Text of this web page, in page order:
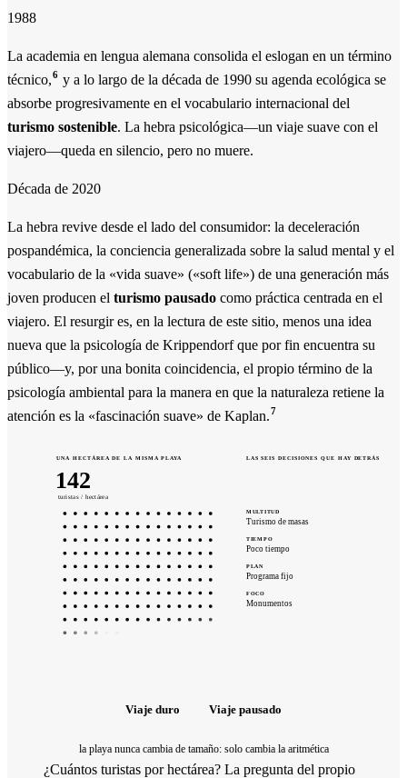
1988
La academia en lengua alemana consolida el eslogan en un término
técnico,6 y a lo largo de la década de 1990 su agenda ecológica se
absorbe progresivamente en el vocabulario internacional del
turismo sostenible. La hebra psicológica—un viaje suave con el
viajero—queda en silencio, pero no muere.
Década de 2020
La hebra revive desde el lado del consumidor: la deceleración
pospandémica, la conciencia generalizada sobre la salud mental y el
vocabulario de la «vida suave» («soft life») de una generación más
joven producen el turismo pausado como práctica centrada en el
viajero. El resurgir es, en la lectura de este sitio, menos una idea
nueva que la psicología de Krippendorf que por fin encuentra su
público—y, por una bonita coincidencia, el propio término de la
psicología ambiental para la manera en que la naturaleza retiene la
atención es la «fascinación suave» de Kaplan.7
UNA HECTÁREA DE LA MISMA PLAYA
180
turistas / hectárea
LAS SEIS DECISIONES QUE HAY DETRÁS
MULTITUD
Turismo de masas
TIEMPO
Poco tiempo
PLAN
Programa fijo
FOCO
Monumentos
Viaje duro Viaje pausado
la playa nunca cambia de tamaño: solo cambia la aritmética
¿Cuántos turistas por hectárea? La pregunta del propio